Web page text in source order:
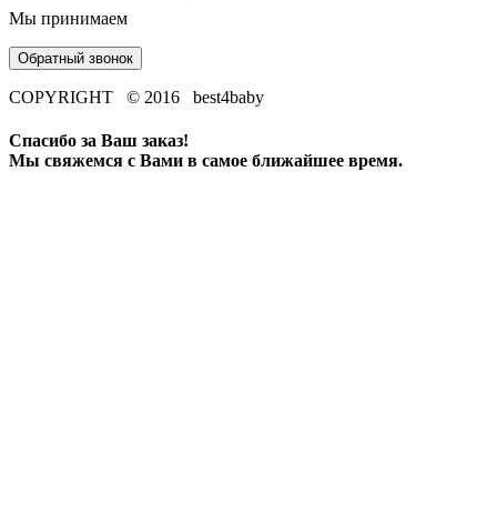
Мы принимаем
Обратный звонок
COPYRIGHT © 2016 best4baby
Спасибо за Ваш заказ!
Мы свяжемся с Вами в самое ближайшее время.